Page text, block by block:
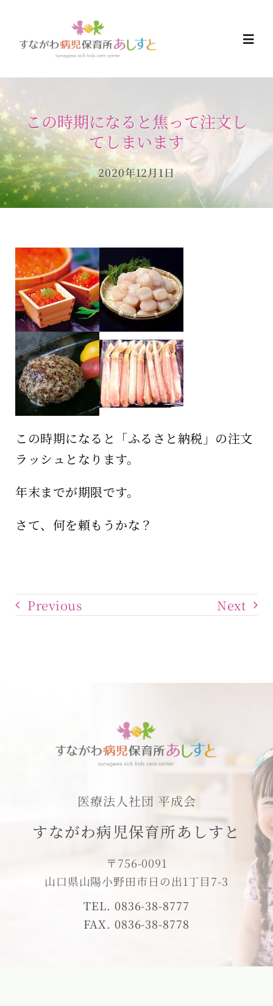
content
お知らせ
ご予約について
ご利用について
当日の過ごし方
保育所のご案内
ボヤキ100%
この時期になると焦って注文し
てしまいます
2020年12月1日
この時期になると「ふるさと納税」の注文
ラッシュとなります。
年末までが期限です。
さて、何を頼もうかな？
Previous Next
医療法人社団 平成会
すながわ病児保育所あしすと
〒756-0091
山口県山陽小野田市日の出1丁目7-3
TEL. 0836-38-8777
FAX. 0836-38-8778